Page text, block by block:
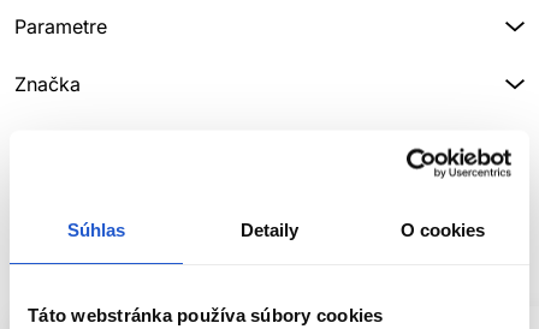
Súhlas Detaily O cookies
Táto webstránka používa súbory cookies
Parametre
Značka
SÚVISIACE PRODUKTY